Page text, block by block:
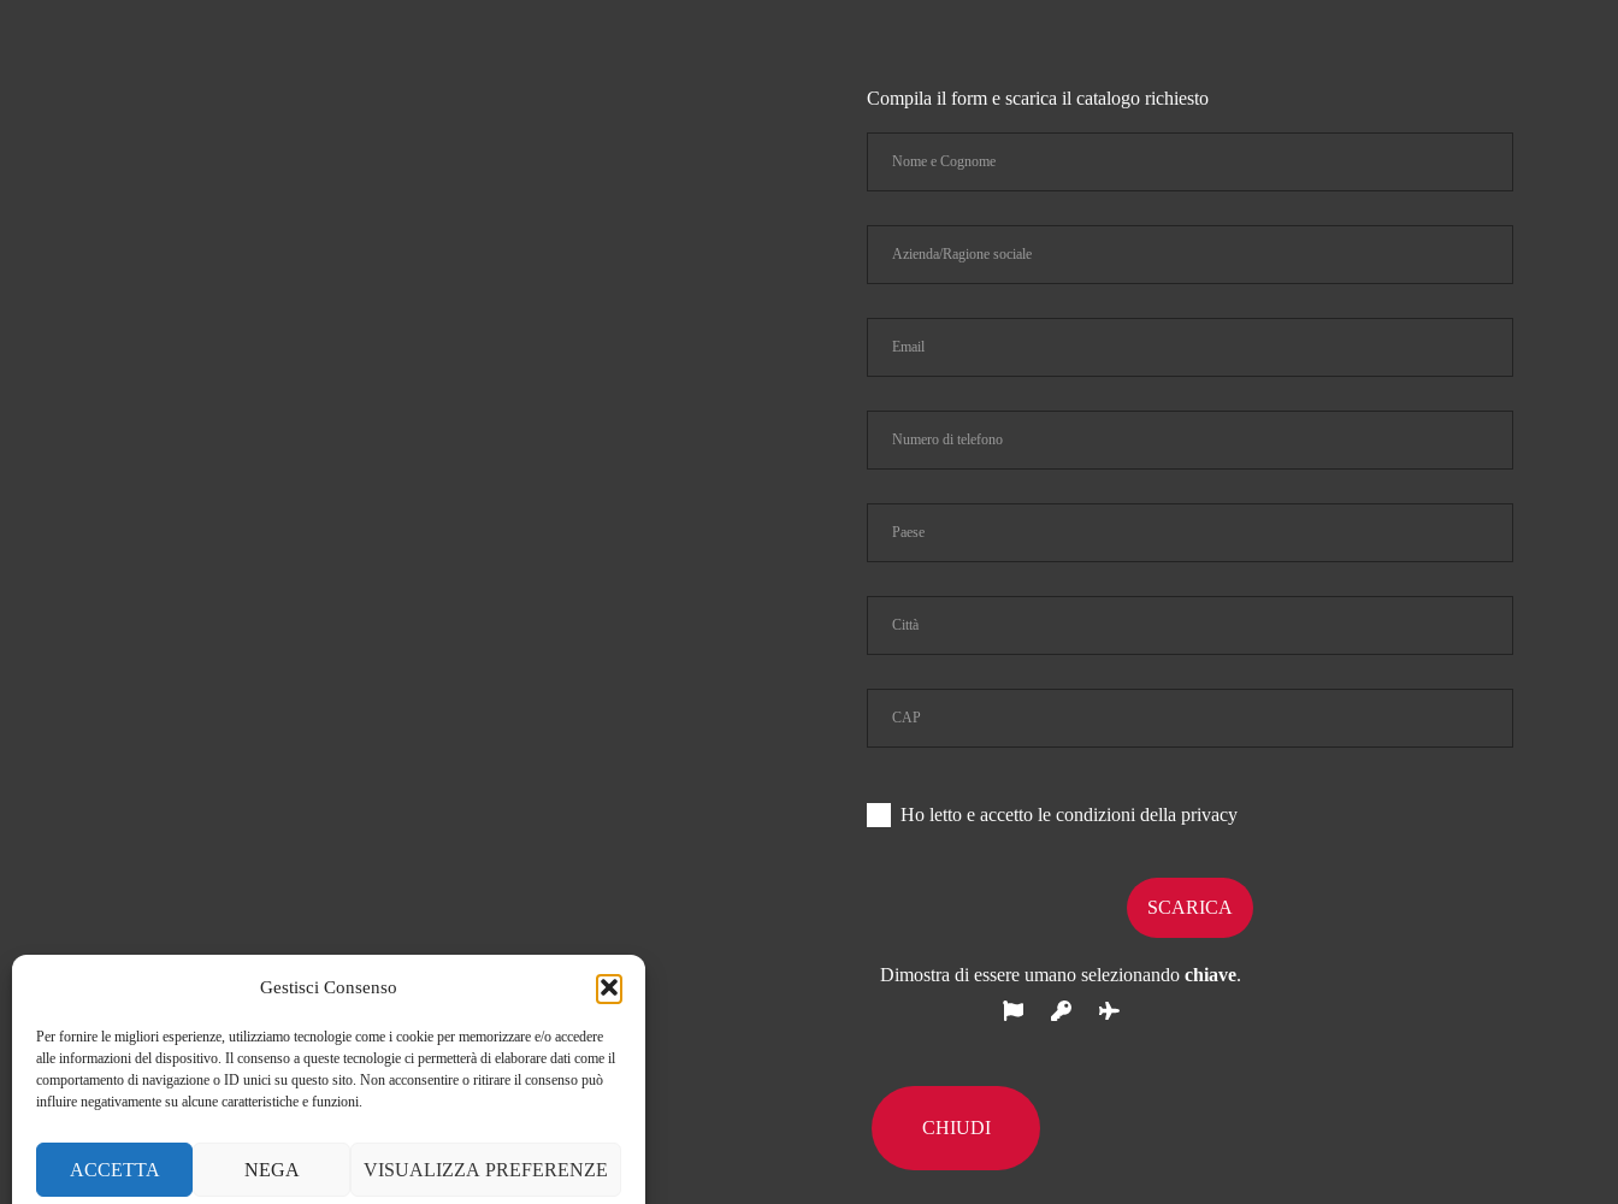
Gestisci Consenso
Per fornire le migliori esperienze, utilizziamo tecnologie come i cookie per memorizzare e/o accedere
alle informazioni del dispositivo. Il consenso a queste tecnologie ci permetterà di elaborare dati come il
comportamento di navigazione o ID unici su questo sito. Non acconsentire o ritirare il consenso può
influire negativamente su alcune caratteristiche e funzioni.
ACCETTA NEGA VISUALIZZA PREFERENZE
Compila il form e scarica il catalogo richiesto
Ho letto e accetto le condizioni della privacy
Dimostra di essere umano selezionando chiave.
CHIUDI